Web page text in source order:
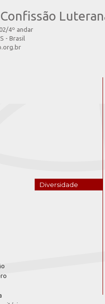
4º andar
- Brasil
Diversidade